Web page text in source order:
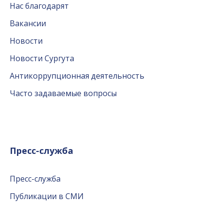
Нас благодарят
Вакансии
Новости
Новости Сургута
Антикоррупционная деятельность
Часто задаваемые вопросы
Пресс-служба
Пресс-служба
Публикации в СМИ